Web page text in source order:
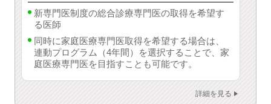
新専門医制度の総合診療専門医の取得を希望す
る医師
同時に家庭医療専門医取得を希望する場合は、
連動プログラム（4年間）を選択することで、家
庭医療専門医を目指すことも可能です。
詳細を見る